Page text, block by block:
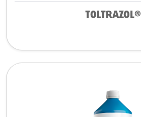
TOLTRAZOL®